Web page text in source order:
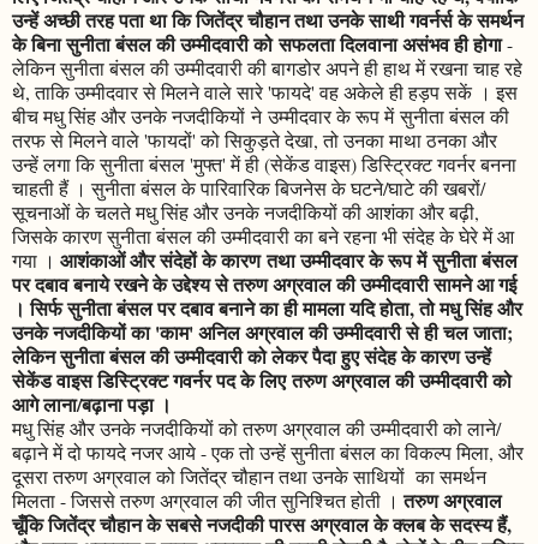
उन्हें अच्छी तरह पता था कि जितेंद्र चौहान तथा उनके साथी गवर्नर्स के समर्थन
के बिना सुनीता बंसल की उम्मीदवारी को सफलता दिलवाना असंभव ही होगा-
लेकिन सुनीता बंसल की उम्मीदवारी की बागडोर अपने ही हाथ में रखना चाह रहे
थे, ताकि उम्मीदवार से मिलने वाले सारे 'फायदे' वह अकेले ही हड़प सकें । इस
बीच मधु सिंह और उनके नजदीकियों ने उम्मीदवार के रूप में सुनीता बंसल की
तरफ से मिलने वाले 'फायदों' को सिकुड़ते देखा, तो उनका माथा ठनका और
उन्हें लगा कि सुनीता बंसल 'मुफ्त' में ही (सेकेंड वाइस) डिस्ट्रिक्ट गवर्नर बनना
चाहती हैं । सुनीता बंसल के पारिवारिक बिजनेस के घटने/घाटे की खबरों/
सूचनाओं के चलते मधु सिंह और उनके नजदीकियों की आशंका और बढ़ी,
जिसके कारण सुनीता बंसल की उम्मीदवारी का बने रहना भी संदेह के घेरे में आ
गया । आशंकाओं और संदेहों के कारण तथा उम्मीदवार के रूप में सुनीता बंसल
पर दबाव बनाये रखने के उद्देश्य से तरुण अग्रवाल की उम्मीदवारी सामने आ गई
। सिर्फ सुनीता बंसल पर दबाव बनाने का ही मामला यदि होता, तो मधु सिंह और
उनके नजदीकियों का 'काम' अनिल अग्रवाल की उम्मीदवारी से ही चल जाता;
लेकिन सुनीता बंसल की उम्मीदवारी को लेकर पैदा हुए संदेह के कारण उन्हें
सेकेंड वाइस डिस्ट्रिक्ट गवर्नर पद के लिए तरुण अग्रवाल की उम्मीदवारी को
आगे लाना/बढ़ाना पड़ा ।
मधु सिंह और उनके नजदीकियों को तरुण अग्रवाल की उम्मीदवारी को लाने/
बढ़ाने में दो फायदे नजर आये - एक तो उन्हें सुनीता बंसल का विकल्प मिला, और
दूसरा तरुण अग्रवाल को जितेंद्र चौहान तथा उनके साथियों का समर्थन
मिलता - जिससे तरुण अग्रवाल की जीत सुनिश्चित होती ।तरुण अग्रवाल
चूँकि जितेंद्र चौहान के सबसे नजदीकी पारस अग्रवाल के क्लब के सदस्य हैं,